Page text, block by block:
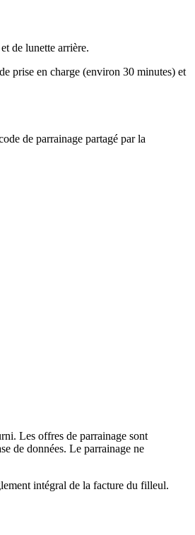
de lunette arrière.
prise en charge (environ 30 minutes) et
de parrainage partagé par la
Les offres de parrainage sont
de données. Le parrainage ne
intégral de la facture du filleul.